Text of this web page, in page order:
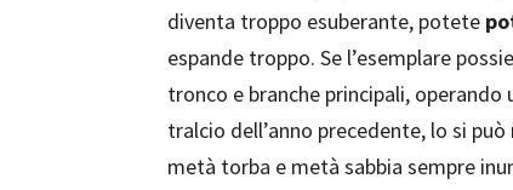
diventa troppo esuberante, potete
espande troppo. Se l’esemplare
tronco e branche principali,
tralcio dell’anno precedente, lo si
metà torba e metà sabbia sempre